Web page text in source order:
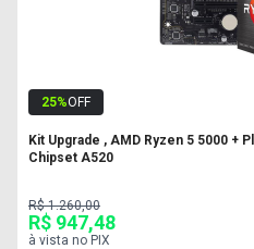
25%OFF
Kit Upgrade , AMD Ryzen 5 5000 +
Chipset A520
R$ 1.260,00
R$ 947,48
à vista no PIX